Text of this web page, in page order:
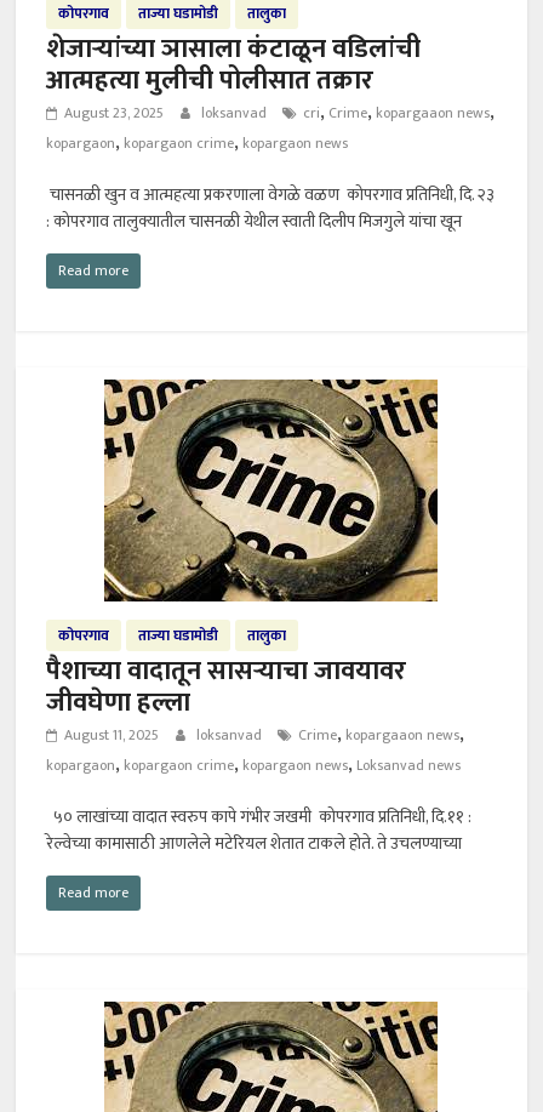
कोपरगाव ताज्या घडामोडी तालुका
शेजाऱ्यांच्या ञासाला कंटाळून वडिलांची
आत्महत्या मुलीची पोलीसात तक्रार
August 23, 2025 loksanvad cri, Crime, kopargaaon news,
kopargaon, kopargaon crime, kopargaon news
चासनळी खुन व आत्महत्या प्रकरणाला वेगळे वळण कोपरगाव प्रतिनिधी, दि. २३
: कोपरगाव तालुक्यातील चासनळी येथील स्वाती दिलीप मिजगुले यांचा खून
Read more
कोपरगाव ताज्या घडामोडी तालुका
पैशाच्या वादातून सासऱ्याचा जावयावर
जीवघेणा हल्ला
August 11, 2025 loksanvad Crime, kopargaaon news,
kopargaon, kopargaon crime, kopargaon news, Loksanvad news
५० लाखांच्या वादात स्वरुप कापे गंभीर जखमी कोपरगाव प्रतिनिधी, दि.११ :
रेल्वेच्या कामासाठी आणलेले मटेरियल शेतात टाकले होते. ते उचलण्याच्या
Read more